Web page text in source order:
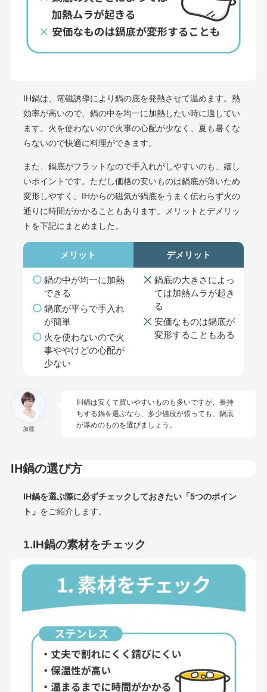
IH鍋は、電磁誘導により鍋の底を発熱させて温めます。熱
効率が高いので、鍋の中を均一に加熱したい時に適してい
ます。火を使わないので火事の心配が少なく、夏も暑くな
らないので快適に料理ができます。
また、鍋底がフラットなので手入れがしやすいのも、嬉し
いポイントです。ただし価格の安いものは鍋底が薄いため
変形しやすく、IHからの磁気が鍋底をうまく伝わらず火の
通りに時間がかかることもあります。メリットとデメリッ
トを下記にまとめました。
メリット デメリット
鍋の中が均一に加熱
できる
鍋底が平らで手入れ
が簡単
火を使わないので火
事ややけどの心配が
少ない
鍋底の大きさによっ
ては加熱ムラが起き
る
安価なものは鍋底が
変形することもある
加藤
IH鍋は安くて買いやすいものも多いですが、長持
ちする鍋を選ぶなら、多少値段が張っても、鍋底
が厚めのものを選びましょう。
IH鍋の選び方
IH鍋を選ぶ際に必ずチェックしておきたい「5つのポイン
ト」 をご紹介します。
1.IH鍋の素材をチェック